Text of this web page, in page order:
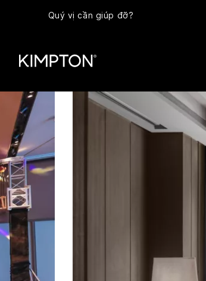
Quý vị cần giúp đỡ?